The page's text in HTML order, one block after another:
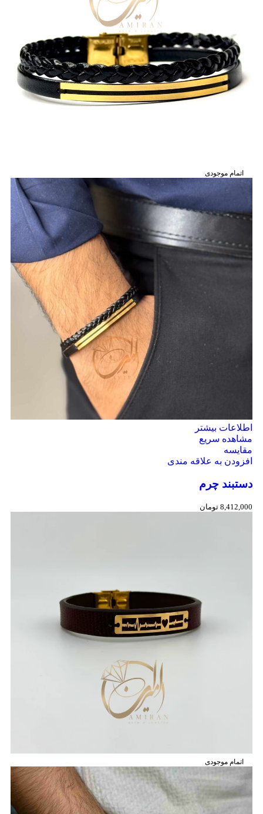
اتمام موجودی
اطلاعات بیشتر
مشاهده سریع
مقایسه
افزودن به علاقه مندی
دستبند چرم
8,412,000 تومان
اتمام موجودی